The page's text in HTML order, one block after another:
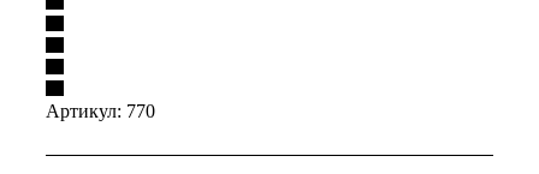
Артикул: 770